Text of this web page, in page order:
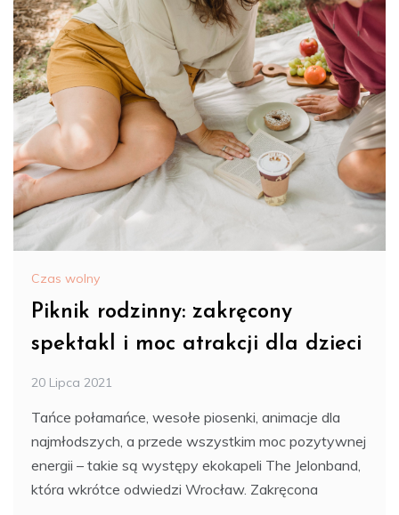
Czas wolny
Piknik rodzinny: zakręcony
spektakl i moc atrakcji dla dzieci
20 Lipca 2021
Tańce połamańce, wesołe piosenki, animacje dla
najmłodszych, a przede wszystkim moc pozytywnej
energii – takie są występy ekokapeli The Jelonband,
która wkrótce odwiedzi Wrocław. Zakręcona